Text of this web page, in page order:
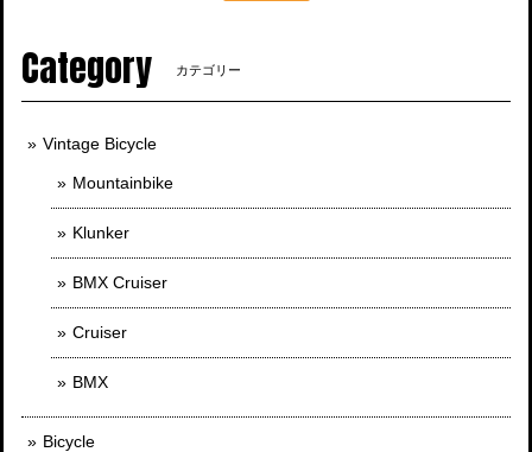
Category カテゴリー
Vintage Bicycle
Mountainbike
Klunker
BMX Cruiser
Cruiser
BMX
Bicycle